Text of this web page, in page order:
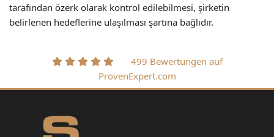
tarafından özerk olarak kontrol edilebilmesi, şirketin
belirlenen hedeflerine ulaşılması şartına bağlıdır.
499 Bewertungen auf
ProvenExpert.com